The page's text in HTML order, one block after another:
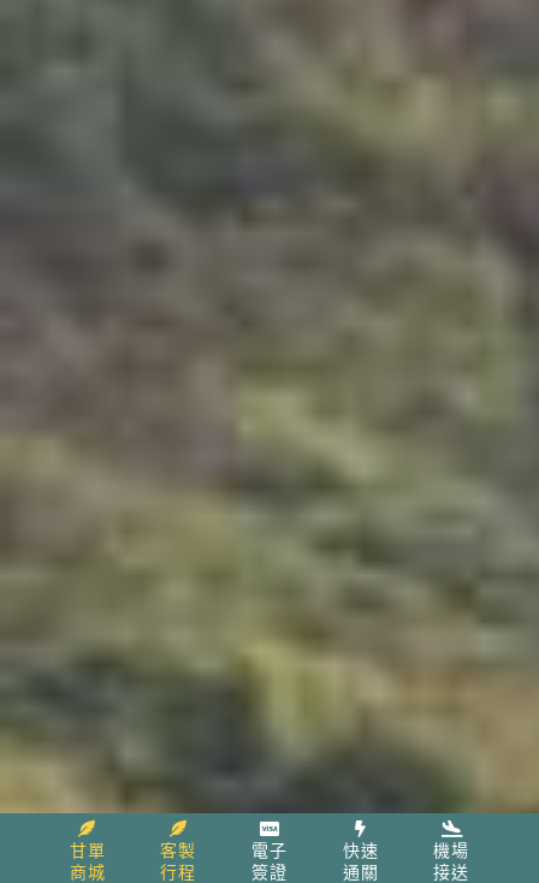
甘單
商城
客製
行程
電子
簽證
快速
通關
機場
接送